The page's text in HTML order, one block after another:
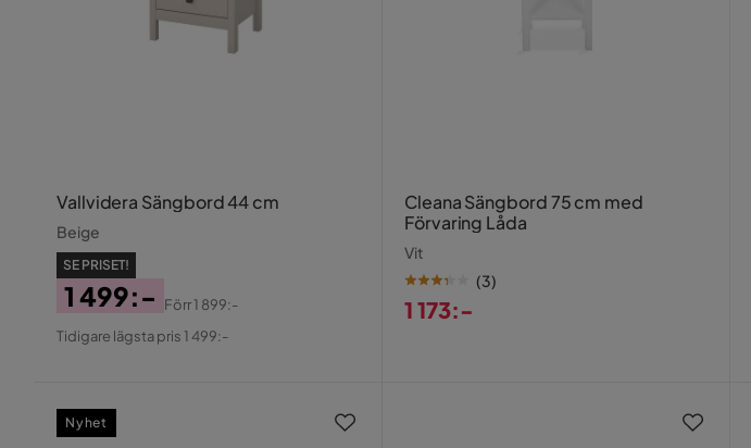
Vallvidera Sängbord 44 cm
Beige
SE PRISET!
Pris
1 499:-
Original
Förr1 899:-
Tidigare lägsta pris 1 499:-
Cleana Sängbord 75 cm med
Förvaring Låda
Vit
(3)
1 173:-
Nyhet